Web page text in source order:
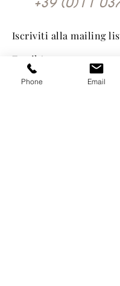
Iscriviti alla mailing
Email
Phone Email